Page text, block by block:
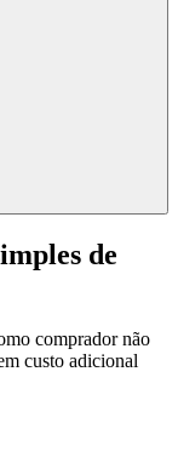
de
comprador não
custo adicional